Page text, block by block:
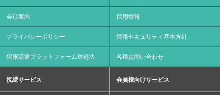
会社案内 採用情報
プライバシーポリシー 情報セキュリティ基本方針
情報流通プラットフォーム対処法 各種お問い合わせ
接続サービス 会員様向けサービス